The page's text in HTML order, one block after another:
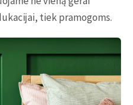
tiek pramogoms.